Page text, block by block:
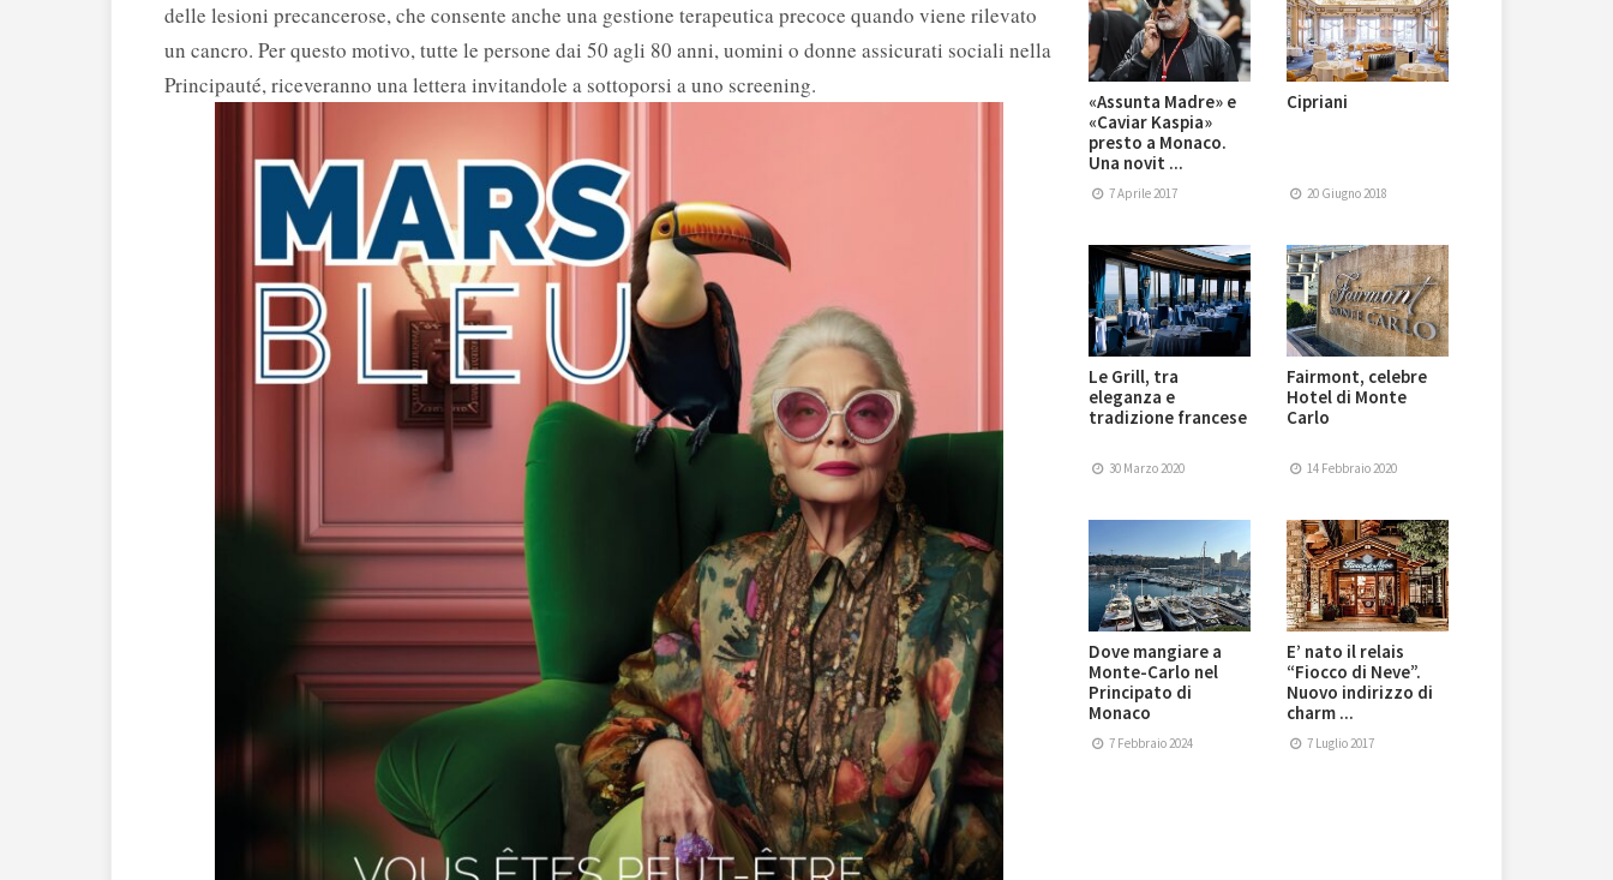
delle lesioni precancerose, che consente anche una gestione terapeutica precoce quando viene rilevato
un cancro. Per questo motivo, tutte le persone dai 50 agli 80 anni, uomini o donne assicurati sociali nella
Principauté, riceveranno una lettera invitandole a sottoporsi a uno screening.
«Assunta Madre» e
«Caviar Kaspia»
presto a Monaco.
Una novit ...
7 Aprile 2017
Cipriani
20 Giugno 2018
Le Grill, tra
eleganza e
tradizione francese
30 Marzo 2020
Fairmont, celebre
Hotel di Monte
Carlo
14 Febbraio 2020
Dove mangiare a
Monte-Carlo nel
Principato di
Monaco
7 Febbraio 2024
E’ nato il relais
“Fiocco di Neve”.
Nuovo indirizzo di
charm ...
7 Luglio 2017